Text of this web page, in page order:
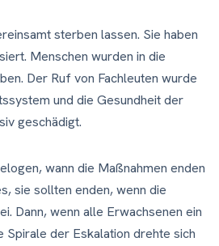
sterben lassen. Sie haben
Menschen wurden in die
Der Ruf von Fachleuten wurde
und die Gesundheit der
geschädigt.
wann die Maßnahmen enden
sie sollten enden, wenn die
Dann, wenn alle Erwachsenen ein
Spirale der Eskalation drehte sich